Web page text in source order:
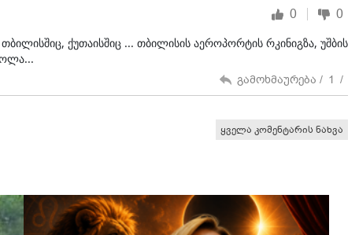
0 0
ქუთაისშიც ... თბილისის აეროპორტის რკინიგზა, უშბის
გამოხმაურება / 1 /
ყველა კომენტარის ნახვა